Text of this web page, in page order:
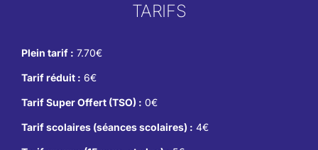
TARIFS
Plein tarif : 7.70€
Tarif réduit : 6€
Tarif Super Offert (TSO) : 0€
Tarif scolaires (séances scolaires) : 4€